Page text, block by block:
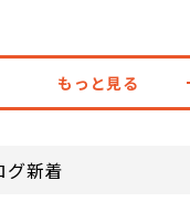
もっと見る
グ新着